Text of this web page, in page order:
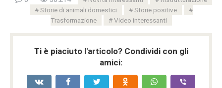
Storie di animali domestici
Storie positive
Trasformazione
Video interessanti
Ti è piaciuto l'articolo? Condividi con gli
amici: